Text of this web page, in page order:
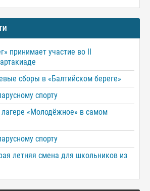
принимает участие во II
сборы в «Балтийском береге»
спорту
«Молодёжное» в самом
спорту
летняя смена для школьников из